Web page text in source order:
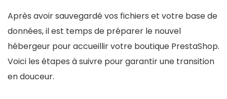
Après avoir sauvegardé vos fichiers et votre base de
données, il est temps de préparer le nouvel
hébergeur pour accueillir votre boutique PrestaShop.
Voici les étapes à suivre pour garantir une transition
en douceur.